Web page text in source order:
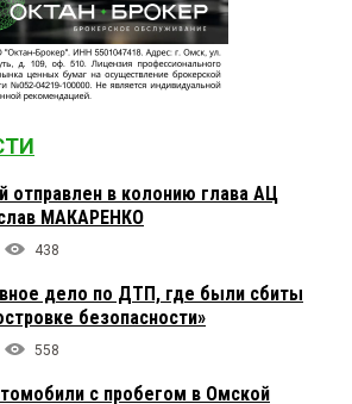
отправлен в колонию глава АЦ
МАКАРЕНКО
438
дело по ДТП, где были сбиты
безопасности»
558
с пробегом в Омской